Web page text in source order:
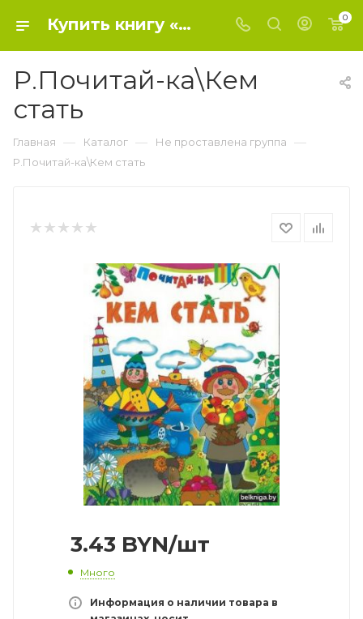
Купить книгу «Р.Почитай-ка\Кем стать» 2017, - Не проставлена группа 0
Р.Почитай-ка\Кем
стать
Главная — Каталог — Не проставлена группа —
Р.Почитай-ка\Кем стать
3.43 BYN/шт
Много
Информация о наличии товара в